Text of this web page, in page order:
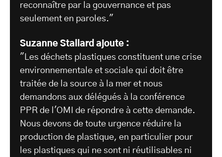
reconnaître par la gouvernance et pas
seulement en paroles."
Suzanne Stallard ajoute :
"Les déchets plastiques constituent une crise
environnementale et sociale qui doit être
traitée de la source à la mer et nous
demandons aux délégués à la conférence
PPR de l'OMI de répondre à cette demande.
Nous devons de toute urgence réduire la
production de plastique, en particulier pour
les plastiques qui ne sont ni réutilisables ni